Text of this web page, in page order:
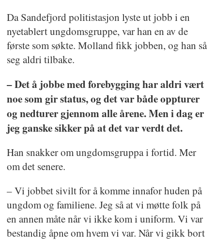
Da Sandefjord politistasjon lyste ut jobb i en
nyetablert ungdomsgruppe, var han en av de
første som søkte. Molland fikk jobben, og han så
seg aldri tilbake.
– Det å jobbe med forebygging har aldri vært
noe som gir status, og det var både oppturer
og nedturer gjennom alle årene. Men i dag er
jeg ganske sikker på at det var verdt det.
Han snakker om ungdomsgruppa i fortid. Mer
om det senere.
– Vi jobbet sivilt for å komme innafor huden på
ungdom og familiene. Jeg så at vi møtte folk på
en annen måte når vi ikke kom i uniform. Vi var
bestandig åpne om hvem vi var. Når vi gikk bort